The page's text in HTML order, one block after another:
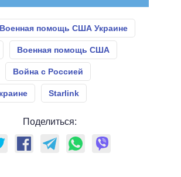
Военная помощь США Украине
Военная помощь США
Война с Россией
Starlink
Поделиться: